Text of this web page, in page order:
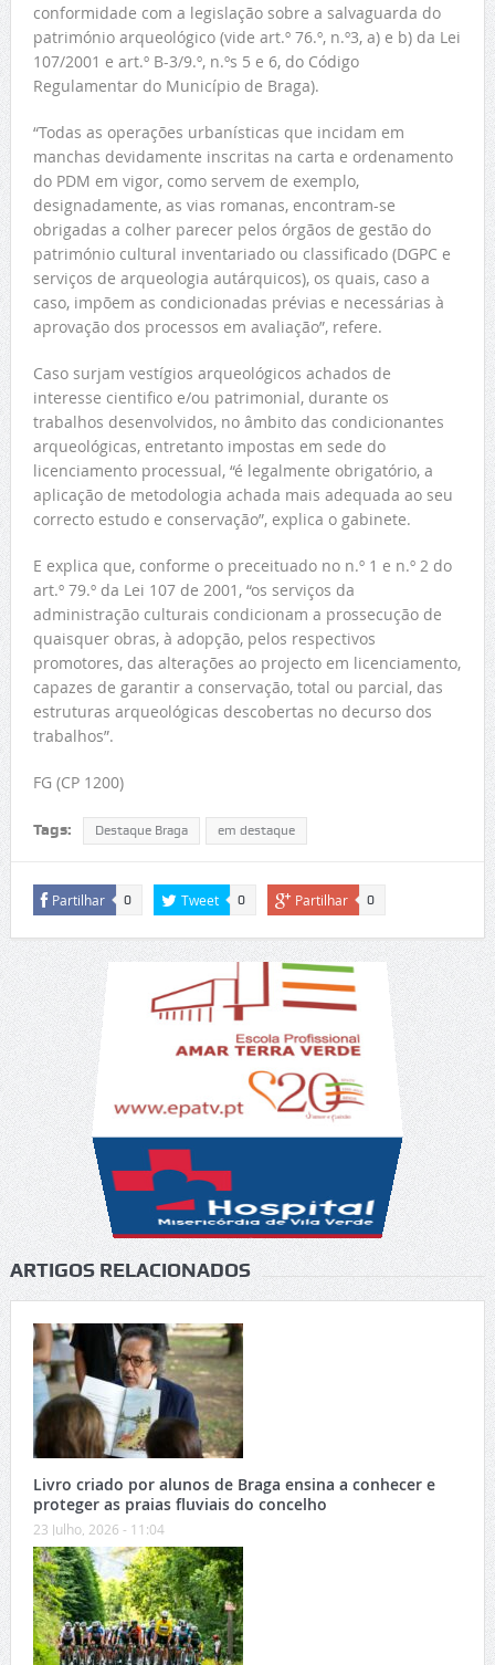
conformidade com a legislação sobre a salvaguarda do
património arqueológico (vide art.º 76.º, n.º3, a) e b) da Lei
107/2001 e art.º B-3/9.º, n.ºs 5 e 6, do Código
Regulamentar do Município de Braga).
“Todas as operações urbanísticas que incidam em
manchas devidamente inscritas na carta e ordenamento
do PDM em vigor, como servem de exemplo,
designadamente, as vias romanas, encontram-se
obrigadas a colher parecer pelos órgãos de gestão do
património cultural inventariado ou classificado (DGPC e
serviços de arqueologia autárquicos), os quais, caso a
caso, impõem as condicionadas prévias e necessárias à
aprovação dos processos em avaliação”, refere.
Caso surjam vestígios arqueológicos achados de
interesse cientifico e/ou patrimonial, durante os
trabalhos desenvolvidos, no âmbito das condicionantes
arqueológicas, entretanto impostas em sede do
licenciamento processual, “é legalmente obrigatório, a
aplicação de metodologia achada mais adequada ao seu
correcto estudo e conservação”, explica o gabinete.
E explica que, conforme o preceituado no n.º 1 e n.º 2 do
art.º 79.º da Lei 107 de 2001, “os serviços da
administração culturais condicionam a prossecução de
quaisquer obras, à adopção, pelos respectivos
promotores, das alterações ao projecto em licenciamento,
capazes de garantir a conservação, total ou parcial, das
estruturas arqueológicas descobertas no decurso dos
trabalhos”.
FG (CP 1200)
Tags: Destaque Braga em destaque
Partilhar 0 Tweet 0 Partilhar 0
ARTIGOS RELACIONADOS
Livro criado por alunos de Braga ensina a conhecer e
proteger as praias fluviais do concelho
23 Julho, 2026 - 11:04